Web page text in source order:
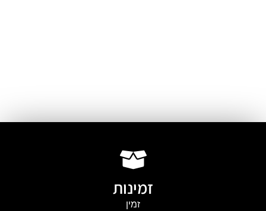
זמינות
זמין